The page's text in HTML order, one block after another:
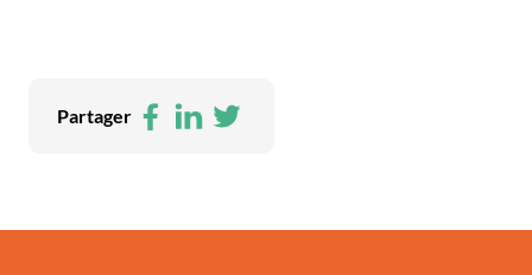
Partager Facebook
LinkedIn
Twitter